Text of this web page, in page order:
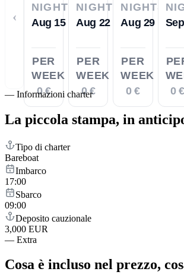
‹
NIGHTS
Aug 15
PER
WEEK
0 €
NIGHTS
Aug 22
PER
WEEK
0 €
NIGHTS
Aug 29
PER
WEEK
0 €
0 €
— Informazioni charter
La piccola stampa, in
Tipo di charter
Bareboat
Imbarco
17:00
Sbarco
09:00
Deposito cauzionale
3,000 EUR
— Extra
Cosa è incluso nel prezzo,